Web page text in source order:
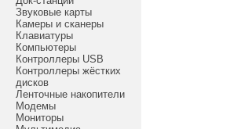
Звуковые карты
Камеры и сканеры
Клавиатуры
Компьютеры
Контроллеры USB
Контроллеры жёстких
дисков
Ленточные накопители
Модемы
Мониторы